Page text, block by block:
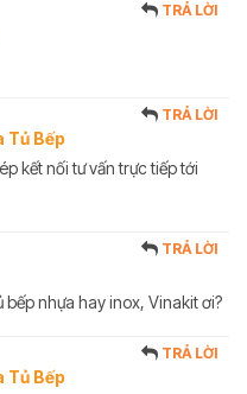
TRẢ LỜI
Tủ Bếp
TRẢ LỜI
kết nối tư vấn trực tiếp tới
TRẢ LỜI
nhựa hay inox, Vinakit ơi?
Tủ Bếp
TRẢ LỜI